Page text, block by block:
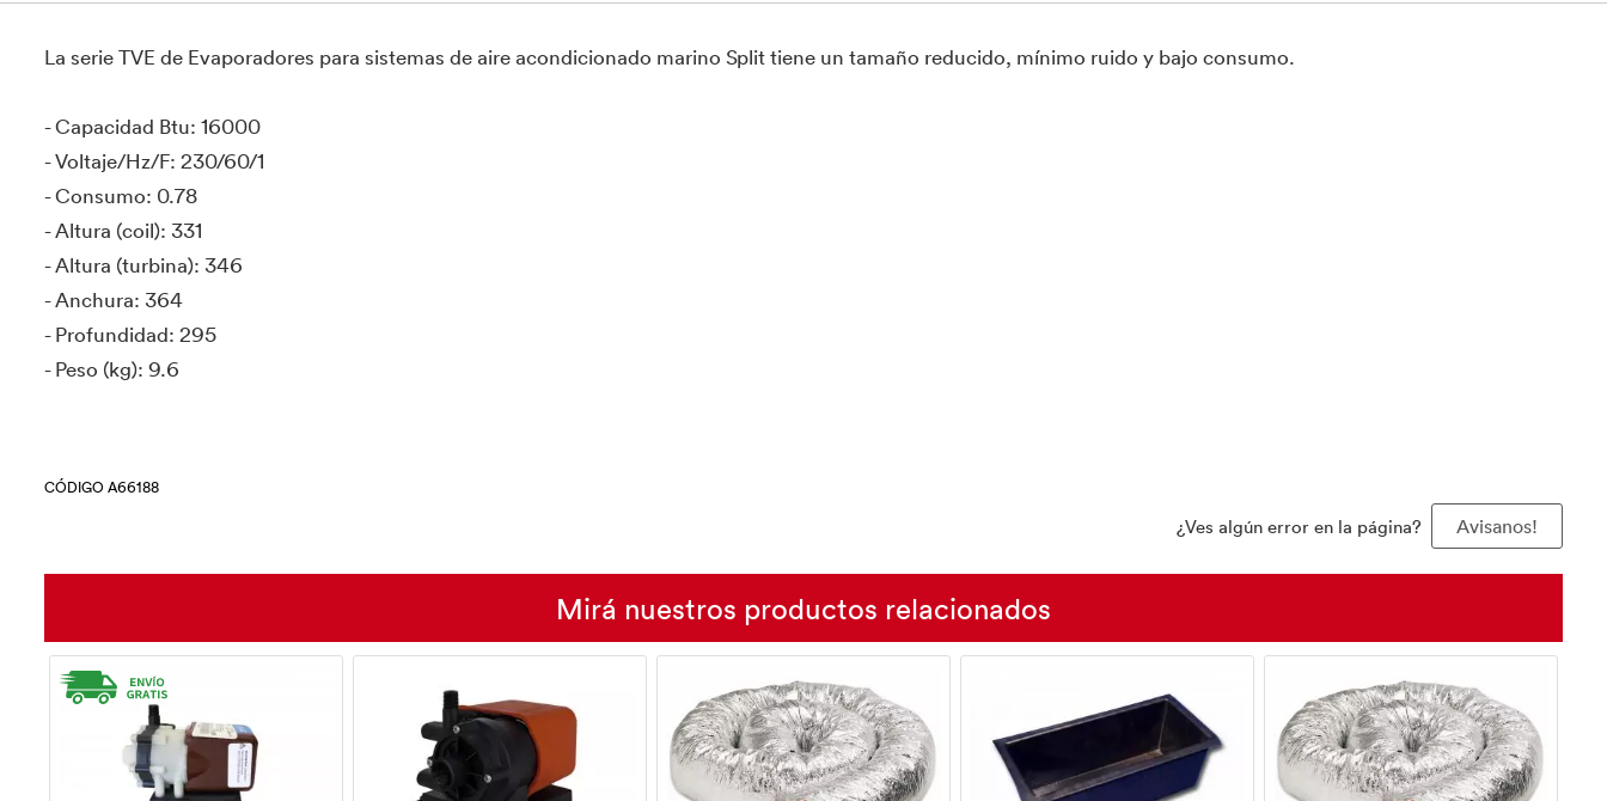
La serie TVE de Evaporadores para sistemas de aire acondicionado marino Split tiene un tamaño reducido, mínimo ruido y bajo consumo.
- Capacidad Btu: 16000
- Voltaje/Hz/F: 230/60/1
- Consumo: 0.78
- Altura (coil): 331
- Altura (turbina): 346
- Anchura: 364
- Profundidad: 295
- Peso (kg): 9.6
CÓDIGO A66188
¿Ves algún error en la página? Avisanos!
Mirá nuestros productos relacionados